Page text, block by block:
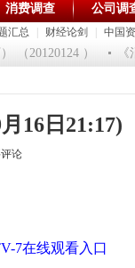
汇总 财经论剑 中国
消费调查 公司调
20120124 ） 《
16日21:17)
论
7在线观看入口